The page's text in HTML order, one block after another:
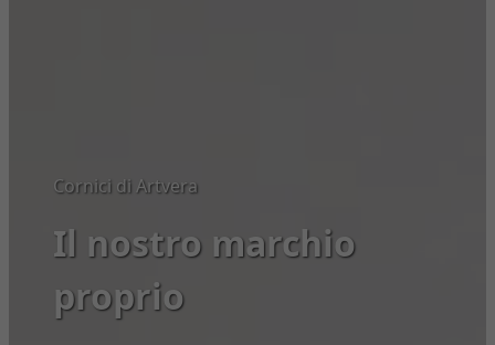
Cornici di Artvera
Il nostro marchio
proprio